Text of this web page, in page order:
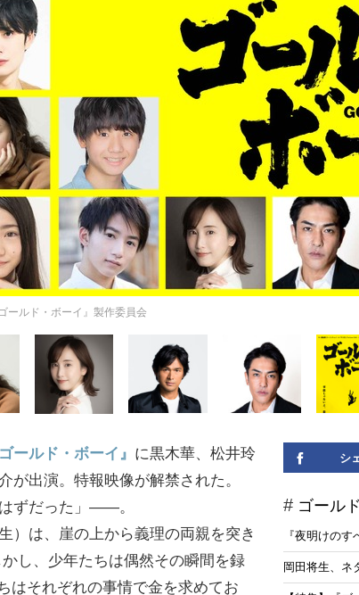
ールド・ボーイ』製作委員会
シ
ゴール
『夜明けの
岡田将生、ネ
ゴールド・ボーイ』 に黒木華、松井玲
が出演。特報映像が解禁された。
ずだった」――。
）は、崖の上から義理の両親を突き
し、少年たちは偶然その瞬間を録
はそれぞれの事情で金を求めてお